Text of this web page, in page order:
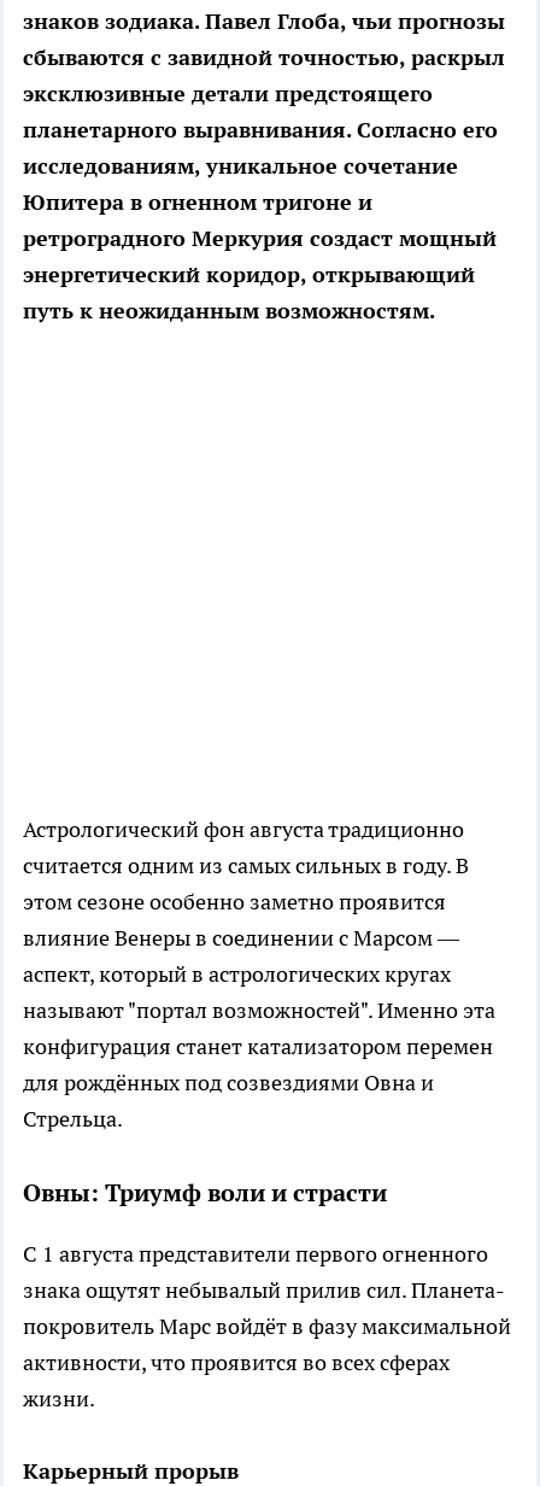
знаков зодиака. Павел Глоба, чьи прогнозы
сбываются с завидной точностью, раскрыл
эксклюзивные детали предстоящего
планетарного выравнивания. Согласно его
исследованиям, уникальное сочетание
Юпитера в огненном тригоне и
ретроградного Меркурия создаст мощный
энергетический коридор, открывающий
путь к неожиданным возможностям.
Астрологический фон августа традиционно
считается одним из самых сильных в году. В
этом сезоне особенно заметно проявится
влияние Венеры в соединении с Марсом —
аспект, который в астрологических кругах
называют "портал возможностей". Именно эта
конфигурация станет катализатором перемен
для рождённых под созвездиями Овна и
Стрельца.
Овны: Триумф воли и страсти
С 1 августа представители первого огненного
знака ощутят небывалый прилив сил. Планета-
покровитель Марс войдёт в фазу максимальной
активности, что проявится во всех сферах
жизни.
Карьерный прорыв